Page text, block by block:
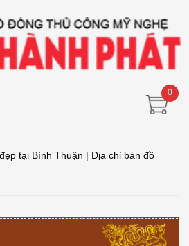
0
tại Bình Thuận | Địa chỉ bán đồ